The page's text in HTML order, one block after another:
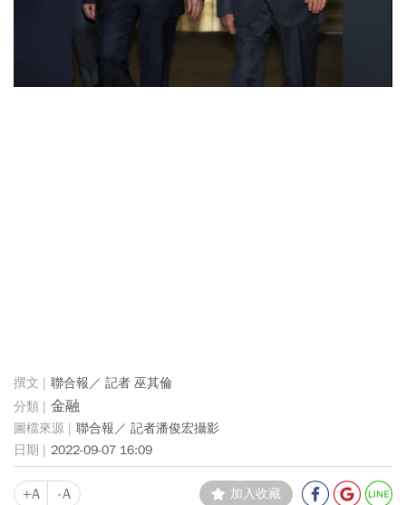
聯合報／ 記者 巫其倫
金融
聯合報／ 記者潘俊宏攝影
2022-09-07 16:09
+A -A 加入收藏